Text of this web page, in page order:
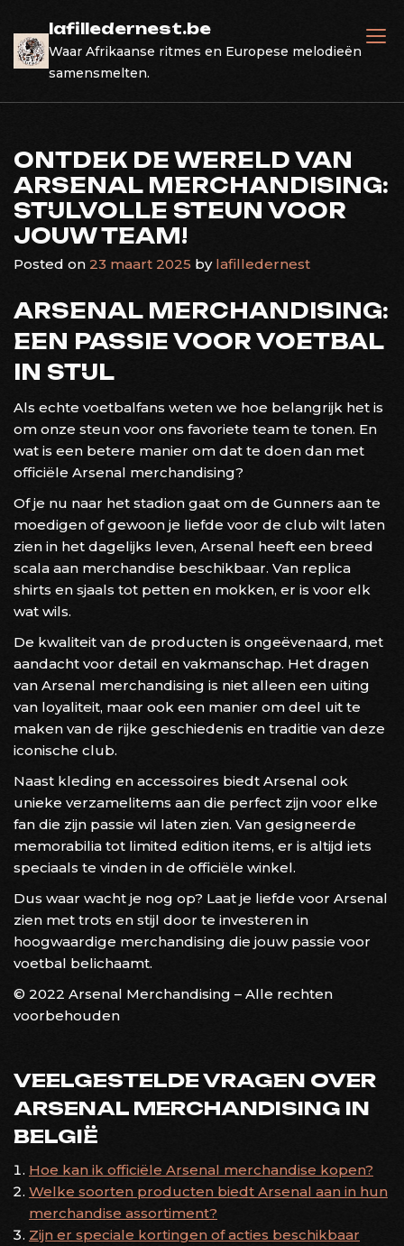
content
lafilledernest.be
Waar Afrikaanse ritmes en Europese melodieën
samensmelten.
ONTDEK DE WERELD VAN
ARSENAL MERCHANDISING:
STIJLVOLLE STEUN VOOR
JOUW TEAM!
Posted on 23 maart 2025 by lafilledernest
ARSENAL MERCHANDISING:
EEN PASSIE VOOR VOETBAL
IN STIJL
Als echte voetbalfans weten we hoe belangrijk het is
om onze steun voor ons favoriete team te tonen. En
wat is een betere manier om dat te doen dan met
officiële Arsenal merchandising?
Of je nu naar het stadion gaat om de Gunners aan te
moedigen of gewoon je liefde voor de club wilt laten
zien in het dagelijks leven, Arsenal heeft een breed
scala aan merchandise beschikbaar. Van replica
shirts en sjaals tot petten en mokken, er is voor elk
wat wils.
De kwaliteit van de producten is ongeëvenaard, met
aandacht voor detail en vakmanschap. Het dragen
van Arsenal merchandising is niet alleen een uiting
van loyaliteit, maar ook een manier om deel uit te
maken van de rijke geschiedenis en traditie van deze
iconische club.
Naast kleding en accessoires biedt Arsenal ook
unieke verzamelitems aan die perfect zijn voor elke
fan die zijn passie wil laten zien. Van gesigneerde
memorabilia tot limited edition items, er is altijd iets
speciaals te vinden in de officiële winkel.
Dus waar wacht je nog op? Laat je liefde voor Arsenal
zien met trots en stijl door te investeren in
hoogwaardige merchandising die jouw passie voor
voetbal belichaamt.
© 2022 Arsenal Merchandising – Alle rechten
voorbehouden
VEELGESTELDE VRAGEN OVER
ARSENAL MERCHANDISING IN
BELGIË
Hoe kan ik officiële Arsenal merchandise kopen?
Welke soorten producten biedt Arsenal aan in hun
merchandise assortiment?
Zijn er speciale kortingen of acties beschikbaar